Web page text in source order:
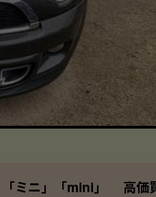
「ミニ」「mini」 高価